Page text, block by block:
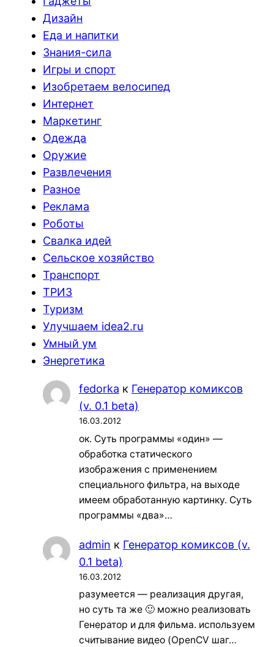
Дизайн
Еда и напитки
Знания-сила
Игры и спорт
Изобретаем велосипед
Интернет
Маркетинг
Одежда
Оружие
Развлечения
Разное
Реклама
Роботы
Свалка идей
Сельское хозяйство
Транспорт
ТРИЗ
Туризм
Улучшаем idea2.ru
Умный ум
Энергетика
fedorka к Генератор комиксов
(v. 0.1 beta)
16.03.2012
ок. Суть программы «один» —
обработка статического
изображения с применением
специального фильтра, на выходе
имеем обработанную картинку. Суть
программы «два»…
admin к Генератор комиксов (v.
0.1 beta)
16.03.2012
разумеется — реализация другая,
но суть та же 🙂 можно реализовать
Генератор и для фильма. используем
считывание видео (OpenCV шаг…